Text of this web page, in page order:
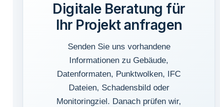
Digitale Beratung für
Ihr Projekt anfragen
Senden Sie uns vorhandene
Informationen zu Gebäude,
Datenformaten, Punktwolken, IFC
Dateien, Schadensbild oder
Monitoringziel. Danach prüfen wir,